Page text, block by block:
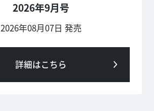
2026年9月号
2026年08月07日 発売
詳細はこちら